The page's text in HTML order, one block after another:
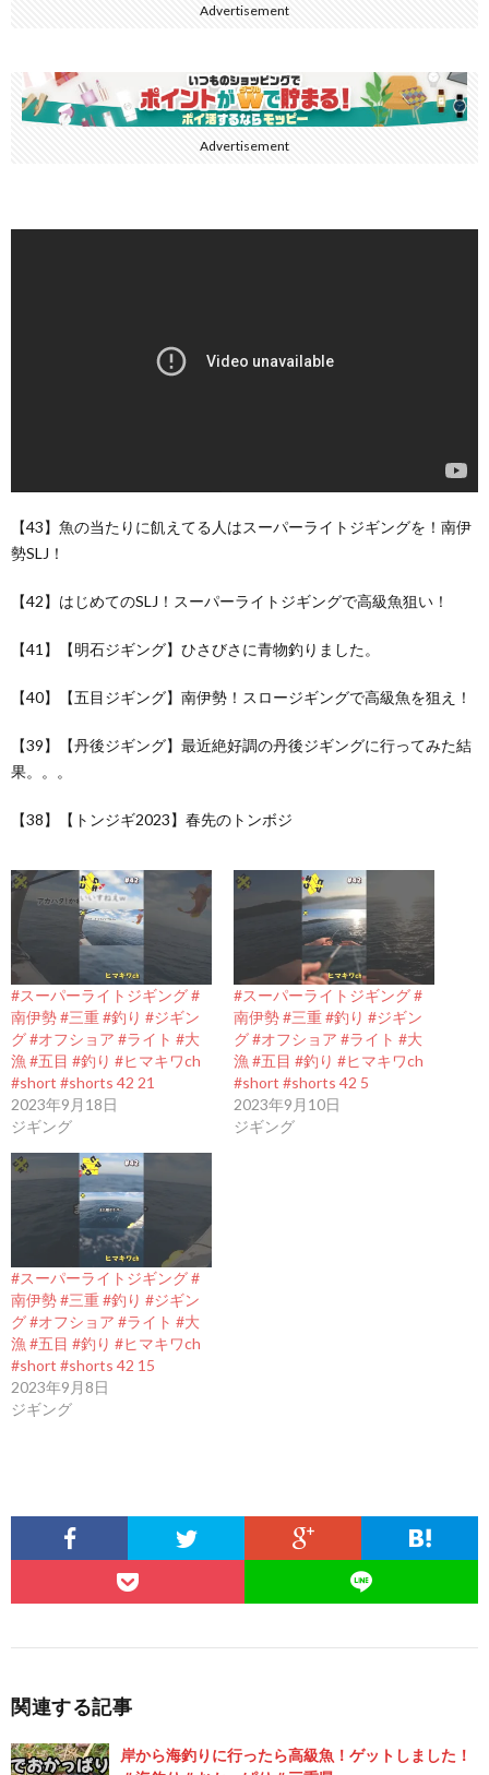
Advertisement
Advertisement
【43】魚の当たりに飢えてる人はスーパーライトジギングを！南伊
勢SLJ！
【42】はじめてのSLJ！スーパーライトジギングで高級魚狙い！
【41】【明石ジギング】ひさびさに青物釣りました。
【40】【五目ジギング】南伊勢！スロージギングで高級魚を狙え！
【39】【丹後ジギング】最近絶好調の丹後ジギングに行ってみた結
果。。。
【38】【トンジギ2023】春先のトンボジ
#スーパーライトジギング #
南伊勢 #三重 #釣り #ジギン
グ #オフショア #ライト #大
漁 #五目 #釣り #ヒマキワch
#short #shorts 42 21
2023年9月18日
ジギング
#スーパーライトジギング #
南伊勢 #三重 #釣り #ジギン
グ #オフショア #ライト #大
漁 #五目 #釣り #ヒマキワch
#short #shorts 42 5
2023年9月10日
ジギング
#スーパーライトジギング #
南伊勢 #三重 #釣り #ジギン
グ #オフショア #ライト #大
漁 #五目 #釣り #ヒマキワch
#short #shorts 42 15
2023年9月8日
ジギング
関連する記事
岸から海釣りに行ったら高級魚！ゲットしました！